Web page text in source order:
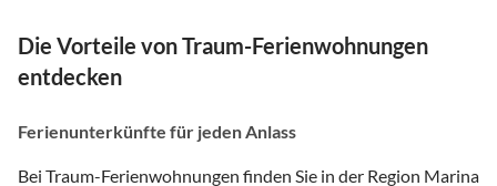
Die Vorteile von Traum-Ferienwohnungen
entdecken
Ferienunterkünfte für jeden Anlass
Bei Traum-Ferienwohnungen finden Sie in der Region Marina